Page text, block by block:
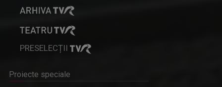
PRESELECȚII
Proiecte speciale